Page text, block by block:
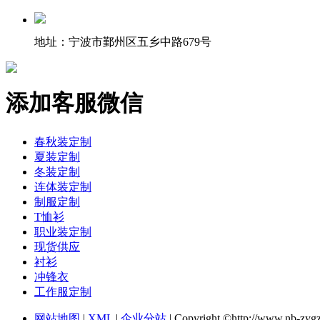
地址：宁波市鄞州区五乡中路679号
添加客服微信
春秋装定制
夏装定制
冬装定制
连体装定制
制服定制
T恤衫
职业装定制
现货供应
衬衫
冲锋衣
工作服定制